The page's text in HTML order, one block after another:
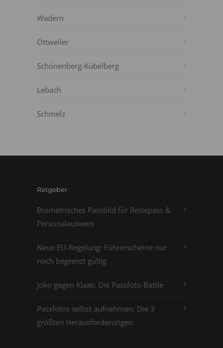
Wadern
Ottweiler
Schönenberg-Kübelberg
Lebach
Schmelz
Ratgeber
Biometrisches Passbild für Reisepass &
Personalausweis
Neue EU-Regelung: Führerscheine nur
noch begrenzt gültig
Joko gegen Klaas: Die Passfoto-Battle
Passfotos selbst aufnehmen: Die 3
größten Herausforderungen